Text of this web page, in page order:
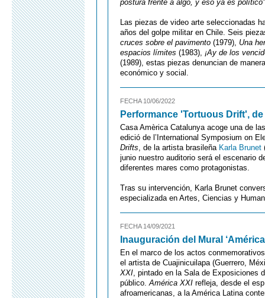
postura frente a algo, y eso ya es político
Las piezas de video arte seleccionadas
años del golpe militar en Chile. Seis
cruces sobre el pavimento (1979), Una
espacios límites (1983), ¡Ay de los
(1989), estas piezas denuncian de
económico y social.
FECHA 10/06/2022
Performance 'Tortuous Drift',
Casa Amèrica Catalunya acoge una de
edició de l’International Symposium on
Drifts, de la artista brasileña Karla Brunet
junio nuestro auditorio será el escenario
diferentes mares como protagonistas.
Tras su intervención, Karla Brunet
especializada en Artes, Ciencias y
FECHA 14/09/2021
Inauguración del Mural
En el marco de los actos
el artista de Cuajinicuilapa (Guerrero,
XXI, pintado en la Sala de Exposiciones
público.América XXI refleja, desde el
afroamericanas, a la América Latina